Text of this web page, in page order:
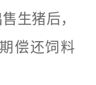
生猪后，
偿还饲料